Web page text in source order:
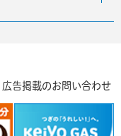
広告掲載のお問い合わせ